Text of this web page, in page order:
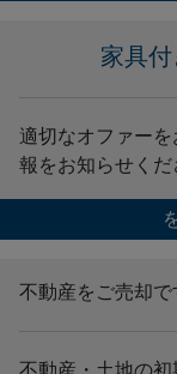
家具
適切なオファー
報をお知らせくだ
不動産をご売却で